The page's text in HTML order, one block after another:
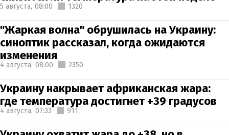
5 августа, 08:00 1320
"Жаркая волна" обрушилась на Украину:
синоптик рассказал, когда ожидаются
изменения
4 августа, 08:00 2350
Украину накрывает африканская жара:
где температура достигнет +39 градусов
4 августа, 07:33 911